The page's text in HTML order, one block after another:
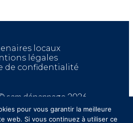
locaux
légales
de confidentialité
sam dépannage 2026
pour vous garantir la meilleure
web. Si vous continuez à utiliser ce